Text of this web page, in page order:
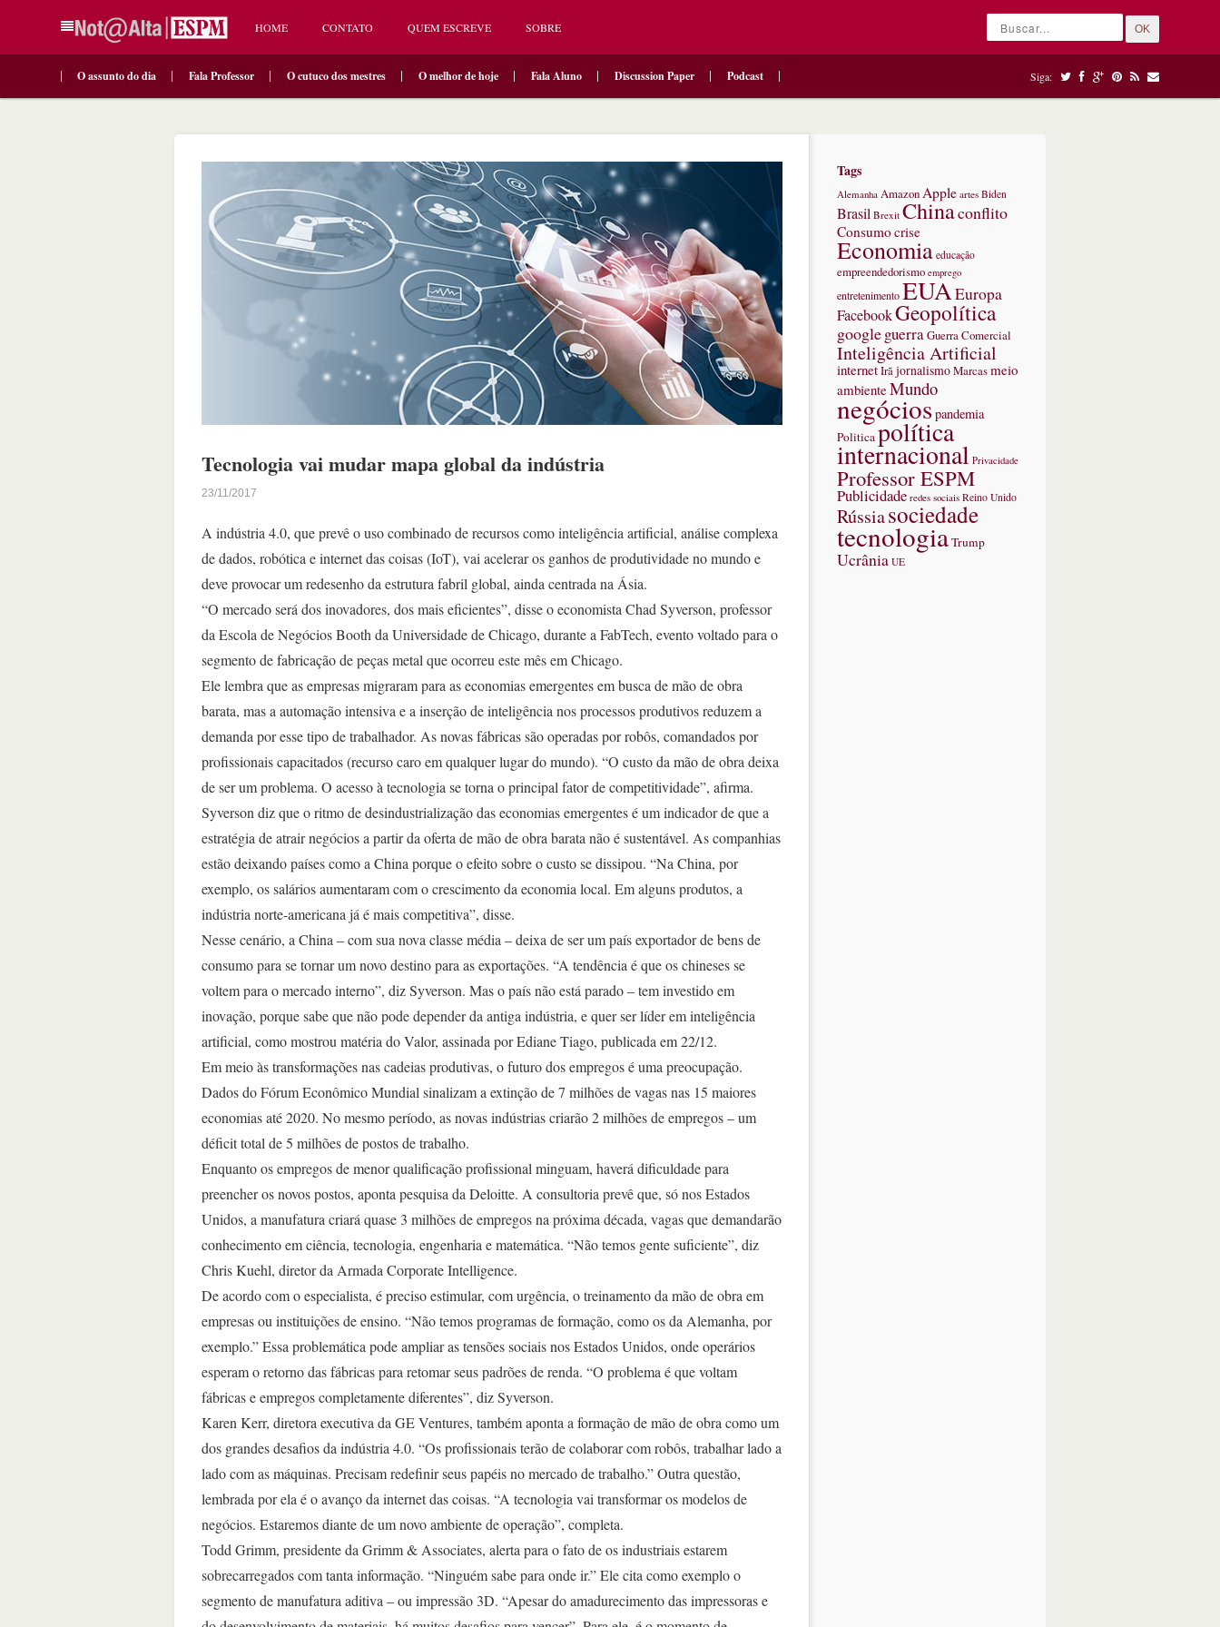
HOME CONTATO QUEM ESCREVE SOBRE OK
O assunto do dia Fala Professor O cutuco dos mestres O melhor de hoje Fala Aluno Discussion Paper Podcast Siga:
Tecnologia vai mudar mapa global da indústria
23/11/2017
A indústria 4.0, que prevê o uso combinado de recursos como inteligência artificial, análise complexa
de dados, robótica e internet das coisas (IoT), vai acelerar os ganhos de produtividade no mundo e
deve provocar um redesenho da estrutura fabril global, ainda centrada na Ásia.
“O mercado será dos inovadores, dos mais eficientes”, disse o economista Chad Syverson, professor
da Escola de Negócios Booth da Universidade de Chicago, durante a FabTech, evento voltado para o
segmento de fabricação de peças metal que ocorreu este mês em Chicago.
Ele lembra que as empresas migraram para as economias emergentes em busca de mão de obra
barata, mas a automação intensiva e a inserção de inteligência nos processos produtivos reduzem a
demanda por esse tipo de trabalhador. As novas fábricas são operadas por robôs, comandados por
profissionais capacitados (recurso caro em qualquer lugar do mundo). “O custo da mão de obra deixa
de ser um problema. O acesso à tecnologia se torna o principal fator de competitividade”, afirma.
Syverson diz que o ritmo de desindustrialização das economias emergentes é um indicador de que a
estratégia de atrair negócios a partir da oferta de mão de obra barata não é sustentável. As companhias
estão deixando países como a China porque o efeito sobre o custo se dissipou. “Na China, por
exemplo, os salários aumentaram com o crescimento da economia local. Em alguns produtos, a
indústria norte-americana já é mais competitiva”, disse.
Nesse cenário, a China – com sua nova classe média – deixa de ser um país exportador de bens de
consumo para se tornar um novo destino para as exportações. “A tendência é que os chineses se
voltem para o mercado interno”, diz Syverson. Mas o país não está parado – tem investido em
inovação, porque sabe que não pode depender da antiga indústria, e quer ser líder em inteligência
artificial, como mostrou matéria do Valor, assinada por Ediane Tiago, publicada em 22/12.
Em meio às transformações nas cadeias produtivas, o futuro dos empregos é uma preocupação.
Dados do Fórum Econômico Mundial sinalizam a extinção de 7 milhões de vagas nas 15 maiores
economias até 2020. No mesmo período, as novas indústrias criarão 2 milhões de empregos – um
déficit total de 5 milhões de postos de trabalho.
Enquanto os empregos de menor qualificação profissional minguam, haverá dificuldade para
preencher os novos postos, aponta pesquisa da Deloitte. A consultoria prevê que, só nos Estados
Unidos, a manufatura criará quase 3 milhões de empregos na próxima década, vagas que demandarão
conhecimento em ciência, tecnologia, engenharia e matemática. “Não temos gente suficiente”, diz
Chris Kuehl, diretor da Armada Corporate Intelligence.
De acordo com o especialista, é preciso estimular, com urgência, o treinamento da mão de obra em
empresas ou instituições de ensino. “Não temos programas de formação, como os da Alemanha, por
exemplo.” Essa problemática pode ampliar as tensões sociais nos Estados Unidos, onde operários
esperam o retorno das fábricas para retomar seus padrões de renda. “O problema é que voltam
fábricas e empregos completamente diferentes”, diz Syverson.
Karen Kerr, diretora executiva da GE Ventures, também aponta a formação de mão de obra como um
dos grandes desafios da indústria 4.0. “Os profissionais terão de colaborar com robôs, trabalhar lado a
lado com as máquinas. Precisam redefinir seus papéis no mercado de trabalho.” Outra questão,
lembrada por ela é o avanço da internet das coisas. “A tecnologia vai transformar os modelos de
negócios. Estaremos diante de um novo ambiente de operação”, completa.
Todd Grimm, presidente da Grimm & Associates, alerta para o fato de os industriais estarem
sobrecarregados com tanta informação. “Ninguém sabe para onde ir.” Ele cita como exemplo o
segmento de manufatura aditiva – ou impressão 3D. “Apesar do amadurecimento das impressoras e
Tags
Alemanha Amazon Apple artes Biden
Brasil Brexit Chinaconflito
Consumocrise
Economia educação
empreendedorismo emprego
entretenimentoEUAEuropa
FacebookGeopolítica
googleguerraGuerra Comercial
Inteligência Artificial
internetIrãjornalismoMarcasmeio
ambienteMundo
negóciospandemia
Politicapolítica
internacional Privacidade
Professor ESPM
Publicidade redes sociais Reino Unido
Rússiasociedade
tecnologiaTrump
Ucrânia UE